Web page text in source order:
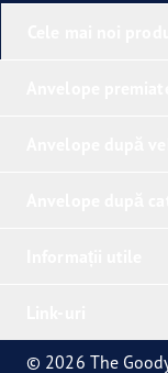
© 2026 The